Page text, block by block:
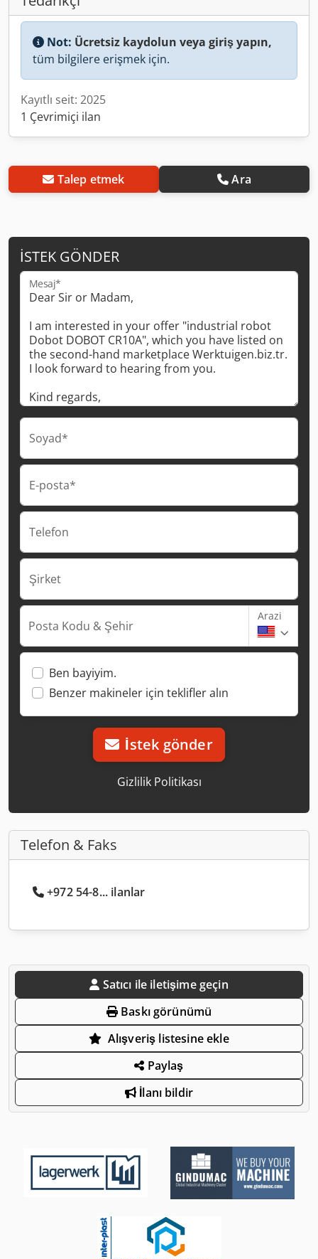
Not: Ücretsiz kaydolun veya giriş yapın,
tüm bilgilere erişmek için.
Kayıtlı seit: 2025
1 Çevrimiçi ilan
Talep etmek Ara
İSTEK GÖNDER
Mesaj*
Soyad*
E-posta*
Telefon
Şirket
Posta Kodu & Şehir
Arazi
Ben bayiyim.
Benzer makineler için teklifler alın
İstek gönder
Gizlilik Politikası
Telefon & Faks
+972 54-8... ilanlar
Satıcı ile iletişime geçin
Baskı görünümü
Alışveriş listesine ekle
Paylaş
İlanı bildir